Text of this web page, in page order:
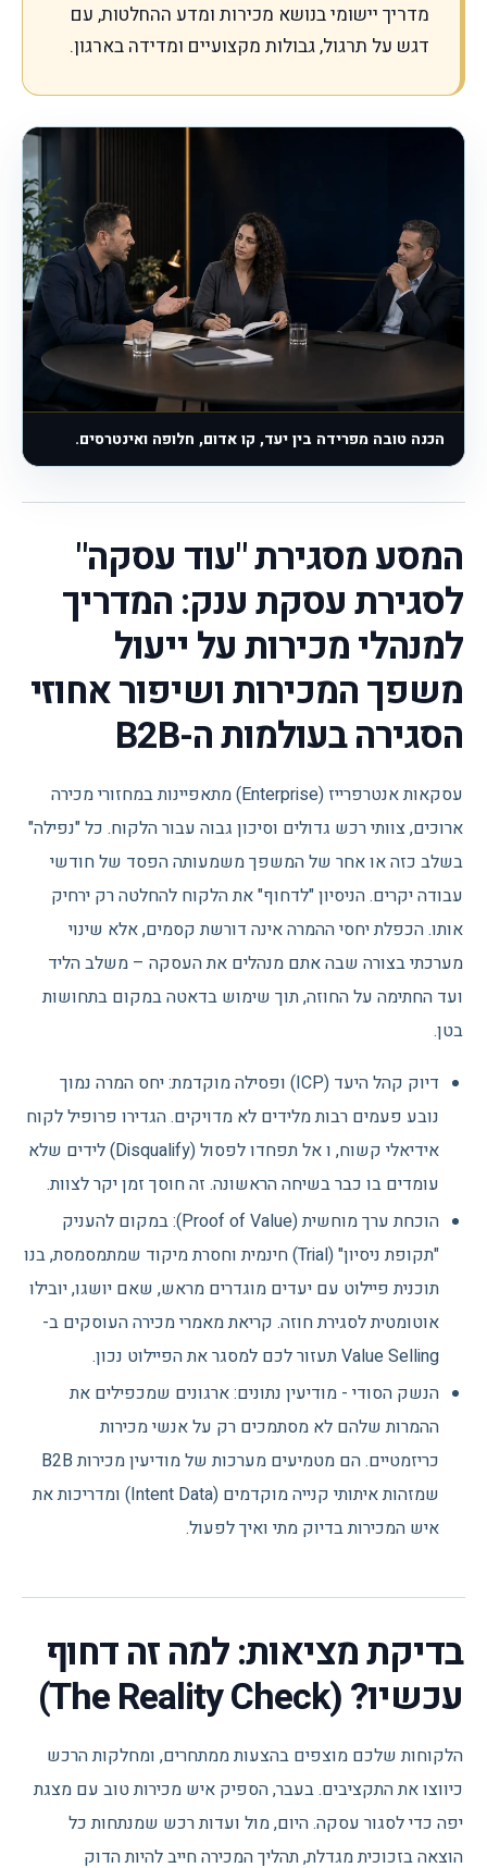
מדריך יישומי בנושא מכירות ומדע ההחלטות, עם
דגש על תרגול, גבולות מקצועיים ומדידה בארגון.
הכנה טובה מפרידה בין יעד, קו אדום, חלופה ואינטרסים.
המסע מסגירת "עוד עסקה"
לסגירת עסקת ענק: המדריך
למנהלי מכירות על ייעול
משפך המכירות ושיפור אחוזי
הסגירה בעולמות ה-B2B
עסקאות אנטרפרייז (Enterprise) מתאפיינות במחזורי מכירה
ארוכים, צוותי רכש גדולים וסיכון גבוה עבור הלקוח. כל "נפילה"
בשלב כזה או אחר של המשפך משמעותה הפסד של חודשי
עבודה יקרים. הניסיון "לדחוף" את הלקוח להחלטה רק ירחיק
אותו. הכפלת יחסי ההמרה אינה דורשת קסמים, אלא שינוי
מערכתי בצורה שבה אתם מנהלים את העסקה – משלב הליד
ועד החתימה על החוזה, תוך שימוש בדאטה במקום בתחושות
בטן.
דיוק קהל היעד (ICP) ופסילה מוקדמת: יחס המרה נמוך
נובע פעמים רבות מלידים לא מדויקים. הגדירו פרופיל לקוח
אידיאלי קשוח, ו אל תפחדו לפסול (Disqualify) לידים שלא
עומדים בו כבר בשיחה הראשונה. זה חוסך זמן יקר לצוות.
הוכחת ערך מוחשית (Proof of Value): במקום להעניק
"תקופת ניסיון" (Trial) חינמית וחסרת מיקוד שמתמסמסת, בנו
תוכנית פיילוט עם יעדים מוגדרים מראש, שאם יושגו, יובילו
אוטומטית לסגירת חוזה. קריאת מאמרי מכירה העוסקים ב-
Value Selling תעזור לכם למסגר את הפיילוט נכון.
הנשק הסודי - מודיעין נתונים: ארגונים שמכפילים את
ההמרות שלהם לא מסתמכים רק על אנשי מכירות
כריזמטיים. הם מטמיעים מערכות של מודיעין מכירות B2B
שמזהות איתותי קנייה מוקדמים (Intent Data) ומדריכות את
איש המכירות בדיוק מתי ואיך לפעול.
בדיקת מציאות: למה זה דחוף
עכשיו? (The Reality Check)
הלקוחות שלכם מוצפים בהצעות ממתחרים, ומחלקות הרכש
כיווצו את התקציבים. בעבר, הספיק איש מכירות טוב עם מצגת
יפה כדי לסגור עסקה. היום, מול ועדות רכש שמנתחות כל
הוצאה בזכוכית מגדלת, תהליך המכירה חייב להיות הדוק